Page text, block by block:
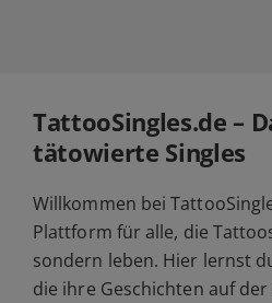
TattooSingles.de –
tätowierte Singles
Willkommen bei
Plattform für alle, die
sondern leben. Hier lernst
die ihre Geschichten auf